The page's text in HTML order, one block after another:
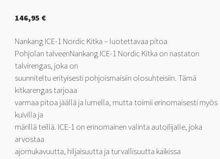
146,95 €
Nankang ICE-1 Nordic Kitka – luotettavaa pitoa
Pohjolan talveenNankang ICE-1 Nordic Kitka on nastaton
talvirengas, joka on
suunniteltu erityisesti pohjoismaisiin olosuhteisiin. Tämä
kitkarengas tarjoaa
varmaa pitoa jäällä ja lumella, mutta toimii erinomaisesti myös
kuivilla ja
märillä teillä. ICE-1 on erinomainen valinta autoilijalle, joka
arvostaa
ajomukavuutta, hiljaisuutta ja turvallisuutta kaikissa